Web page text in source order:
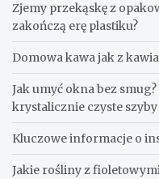
Zjemy przekąskę z
zakończą erę plastiku?
​Domowa kawa jak z
Jak umyć okna bez
krystalicznie czyste szyby
Kluczowe informacje o
Jakie rośliny z